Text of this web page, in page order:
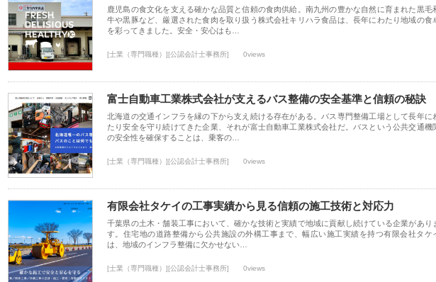
鹿児島の食文化を支える確かな品質と信頼の食肉供給。南九州の豊かな自然に育まれた黒毛
牛や黒豚など、厳選された食肉を取り扱う株式会社キリハラ食品は、長年にわたり地域の食
を彩ってきました。安全・安心はも…
[士業（専門職種）][公認会計士事務所] 0views
富士自動車工業株式会社が支えるバス整備の安全基準と信頼の秘訣
北海道の交通インフラを縁の下から支え続ける存在がある。バス専門整備工場として長年に
たり安全を守り続けてきた企業、それが富士自動車工業株式会社だ。バスという公共交通機
の安全性を確保することは、乗客の…
[士業（専門職種）][公認会計士事務所] 0views
有限会社タケイの工事実績から見る信頼の施工技術と対応力
千葉県の土木・舗装工事において、確かな技術と実績で地域に貢献し続けている企業があり
す。住宅地の道路整備から公共施設の外構工事まで、幅広い施工実績を持つ有限会社タケ
は、地域のインフラ整備に欠かせない…
[士業（専門職種）][公認会計士事務所] 0views